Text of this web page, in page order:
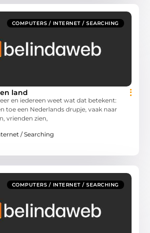
COMPUTERS / INTERNET / SEARCHING
land
en iedereen weet wat dat betekent:
toe een Nederlands drupje, vaak naar
vrienden zien,
/ Searching
COMPUTERS / INTERNET / SEARCHING